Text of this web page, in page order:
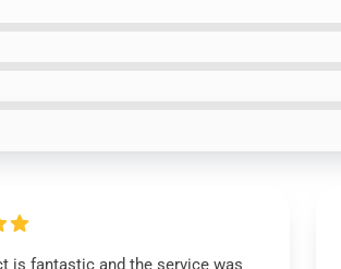
is fantastic and the service was